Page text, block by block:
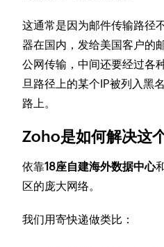
这通常是因为邮件传输路径
器在国内，发给美国客户的
公网传输，中间还要经过各
旦路径上的某个IP被列入黑
路上。
Zoho是如何解决这
依靠18座自建海外数据中心
区的庞大网络。
我们用寄快递做类比：